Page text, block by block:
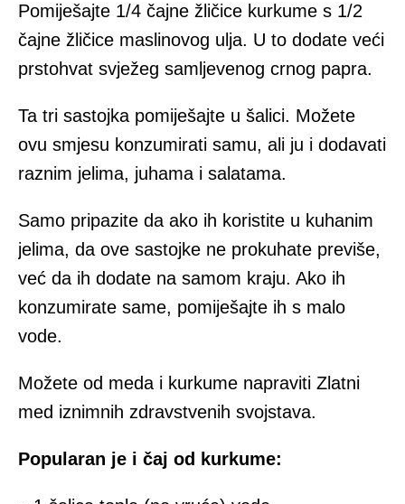
Pomiješajte 1/4 čajne žličice kurkume s 1/2
čajne žličice maslinovog ulja. U to dodate veći
prstohvat svježeg samljevenog crnog papra.
Ta tri sastojka pomiješajte u šalici. Možete
ovu smjesu konzumirati samu, ali ju i dodavati
raznim jelima, juhama i salatama.
Samo pripazite da ako ih koristite u kuhanim
jelima, da ove sastojke ne prokuhate previše,
već da ih dodate na samom kraju. Ako ih
konzumirate same, pomiješajte ih s malo
vode.
Možete od meda i kurkume napraviti Zlatni
med iznimnih zdravstvenih svojstava.
Popularan je i čaj od kurkume: